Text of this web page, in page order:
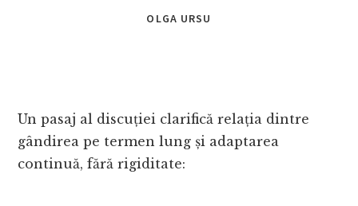
OLGA URSU
Un pasaj al discuției clarifică relația dintre
gândirea pe termen lung și adaptarea
continuă, fără rigiditate: